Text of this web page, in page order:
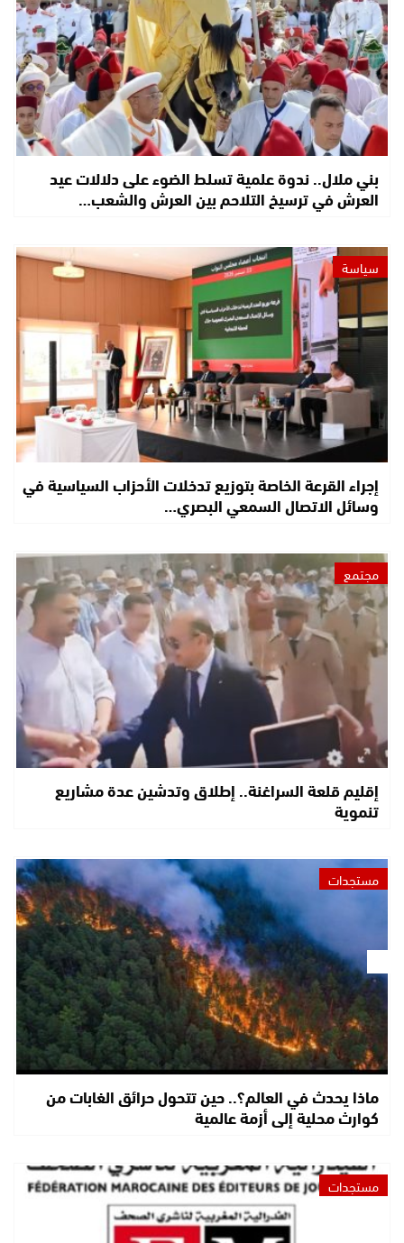
بني ملال.. ندوة علمية تسلط الضوء على دلالات عيد
العرش في ترسيخ التلاحم بين العرش والشعب…
سياسة
إجراء القرعة الخاصة بتوزيع تدخلات الأحزاب السياسية في
وسائل الاتصال السمعي البصري…
مجتمع
إقليم قلعة السراغنة.. إطلاق وتدشين عدة مشاريع
تنموية
مستجدات
ماذا يحدث في العالم؟.. حين تتحول حرائق الغابات من
كوارث محلية إلى أزمة عالمية
مستجدات